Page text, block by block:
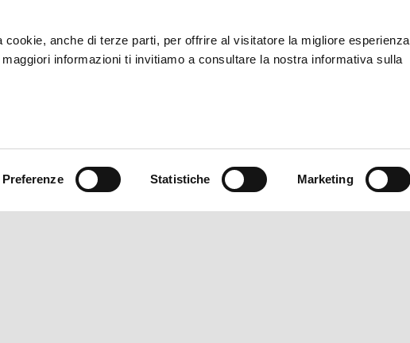
cookie, anche di terze parti, per offrire al visitatore la migliore esperienza
informazioni ti invitiamo a consultare la nostra informativa sulla
Preferenze Statistiche Marketing
Wide Magazine